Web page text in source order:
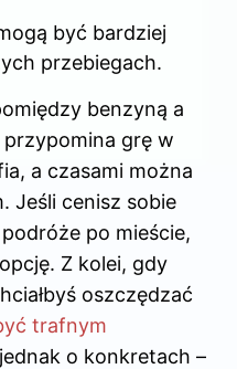
być bardziej
przebiegach.
benzyną a
przypomina grę w
a czasami można
Jeśli cenisz sobie
po mieście,
Z kolei, gdy
oszczędzać
trafnym
o konkretach –